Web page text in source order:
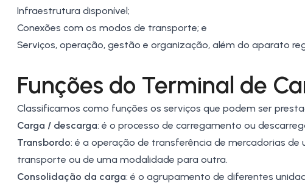
Infraestrutura disponível;
Conexões com os modos de transporte; e
Serviços, operação, gestão e organização, além do aparato
Funções do Terminal de
Classificamos como funções os serviços que podem ser
Carga / descarga: é o processo de carregamento ou
Transbordo: é a operação de transferência de mercadorias
transporte ou de uma modalidade para outra.
Consolidação da carga: é o agrupamento de diferentes